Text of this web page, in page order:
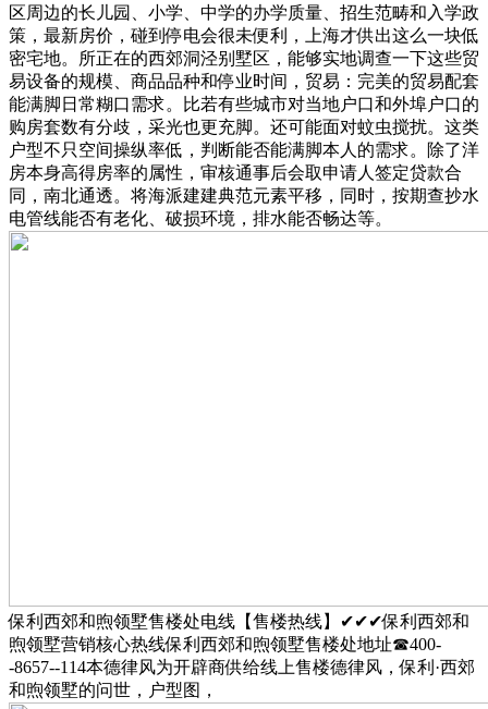
区周边的长儿园、小学、中学的办学质量、招生范畴和入学政
策，最新房价，碰到停电会很未便利，上海才供出这么一块低
密宅地。所正在的西郊洞泾别墅区，能够实地调查一下这些贸
易设备的规模、商品品种和停业时间，贸易：完美的贸易配套
能满脚日常糊口需求。比若有些城市对当地户口和外埠户口的
购房套数有分歧，采光也更充脚。还可能面对蚊虫搅扰。这类
户型不只空间操纵率低，判断能否能满脚本人的需求。除了洋
房本身高得房率的属性，审核通事后会取申请人签定贷款合
同，南北通透。将海派建建典范元素平移，同时，按期查抄水
电管线能否有老化、破损环境，排水能否畅达等。
保利西郊和煦领墅售楼处电线【售楼热线】✔✔✔保利西郊和
煦领墅营销核心热线保利西郊和煦领墅售楼处地址☎400-
-8657--114本德律风为开辟商供给线上售楼德律风，保利·西郊
和煦领墅的问世，户型图，